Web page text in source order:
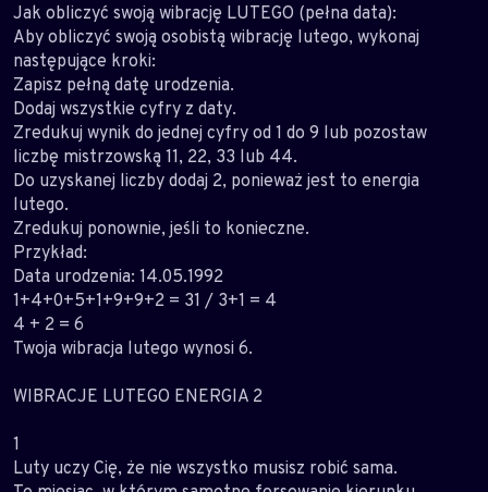
Jak obliczyć swoją wibrację LUTEGO (pełna data):
Aby obliczyć swoją osobistą wibrację lutego, wykonaj
następujące kroki:
Zapisz pełną datę urodzenia.
Dodaj wszystkie cyfry z daty.
Zredukuj wynik do jednej cyfry od 1 do 9 lub pozostaw
liczbę mistrzowską 11, 22, 33 lub 44.
Do uzyskanej liczby dodaj 2, ponieważ jest to energia
lutego.
Zredukuj ponownie, jeśli to konieczne.
Przykład:
Data urodzenia: 14.05.1992
1+4+0+5+1+9+9+2 = 31 / 3+1 = 4
4 + 2 = 6
Twoja wibracja lutego wynosi 6.
WIBRACJE LUTEGO ENERGIA 2
1
Luty uczy Cię, że nie wszystko musisz robić sama.